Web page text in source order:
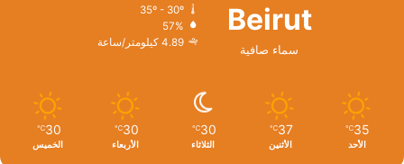
Beirut
سماء صافية
35º - 30º
57%
4.89 كيلومتر/ساعة
35
℃
الأحد
37
℃
الأثنين
30
℃
الثلاثاء
30
℃
الأربعاء
30
℃
الخميس